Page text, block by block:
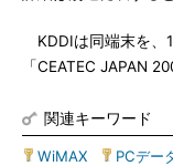
KDDIは同端末を、
「CEATEC JAPAN
関連キーワード
WiMAX PCデー